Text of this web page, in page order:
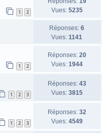
1 2
Vues: 5235
Réponses: 6
Vues: 1141
1 2
Réponses: 20
Vues: 1944
1 2 3
Réponses: 43
Vues: 3815
1 2 3
Réponses: 32
Vues: 4549